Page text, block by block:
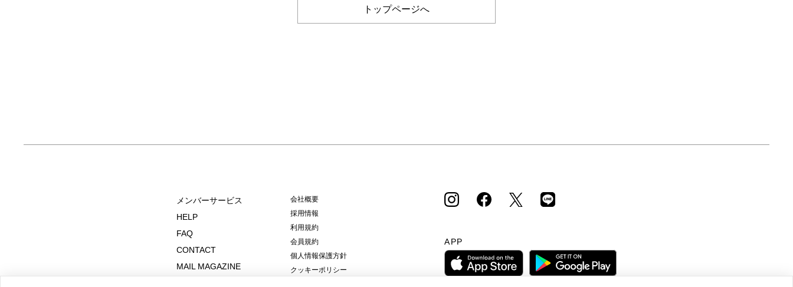
トップページへ
メンバーサービス
HELP
FAQ
CONTACT
MAIL MAGAZINE
会社概要
採用情報
利用規約
会員規約
個人情報保護方針
クッキーポリシー
APP